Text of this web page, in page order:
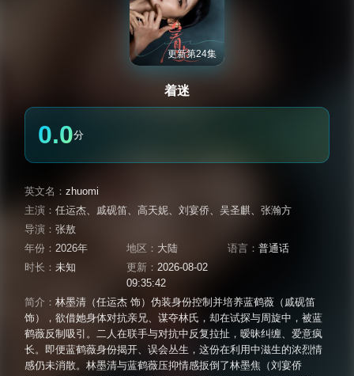
更新第24集
着迷
0.0分
英文名： zhuomi
主演： 任运杰、 戚砚笛、 高天妮、 刘宴侨、 吴圣麒、 张瀚方
导演： 张敖
年份： 2026年 地区： 大陆 语言：普通话
时长： 未知 更新： 2026-08-02
09:35:42
简介： 林墨清（任运杰 饰）伪装身份控制并培养蓝鹤薇（戚砚笛
饰），欲借她身体对抗亲兄、谋夺林氏，却在试探与周旋中，被蓝
鹤薇反制吸引。二人在联手与对抗中反复拉扯，暧昧纠缠、爱意疯
长。即便蓝鹤薇身份揭开、误会丛生，这份在利用中滋生的浓烈情
感仍未消散。林墨清与蓝鹤薇压抑情感扳倒了林墨焦（刘宴侨